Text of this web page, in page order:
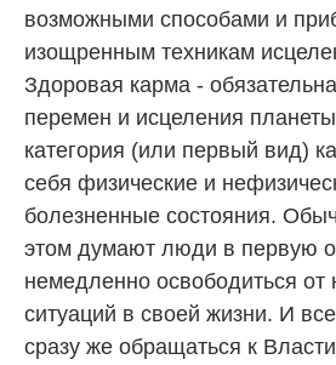
возможными способами и
изощренным техникам
Здоровая карма -
перемен и исцеления
категория (или первый вид)
себя физические и
болезненные состояния.
этом думают люди в первую
немедленно освободиться от
ситуаций в своей жизни. И
сразу же обращаться к